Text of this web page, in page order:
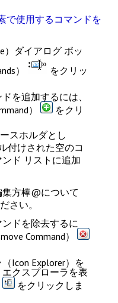
で使用するコマンドを
ダイアログ ボッ
）
をクリッ
を追加するには、
）
をクリ
スホルダとし
付けされた空のコ
ド リストに追加
方棒@について
さい。
ドを除去するに
Command）
Icon Explorer） を
クスプローラを表
をクリックしま